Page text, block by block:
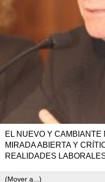
EL NUEVO Y
MIRADA ABIERTA Y
REALIDADES